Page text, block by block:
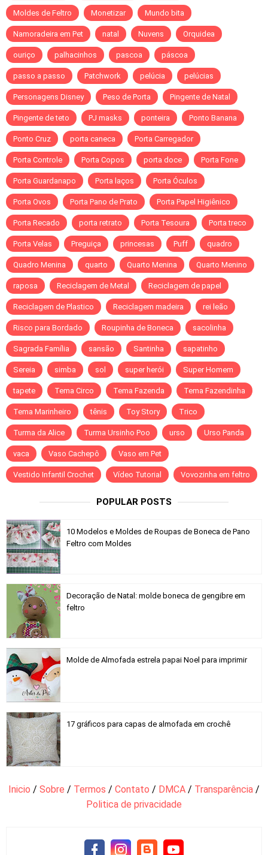
Moldes de Feltro Monetizar Mundo bita
Namoradeira em Pet natal Nuvens Orquidea
ouriço palhacinhos pascoa páscoa
passo a passo Patchwork pelúcia pelúcias
Personagens Disney Peso de Porta Pingente de Natal
Pingente de teto PJ masks ponteira Ponto Banana
Ponto Cruz porta caneca Porta Carregador
Porta Controle Porta Copos porta doce Porta Fone
Porta Guardanapo Porta laços Porta Óculos
Porta Ovos Porta Pano de Prato Porta Papel Higiênico
Porta Recado porta retrato Porta Tesoura Porta treco
Porta Velas Preguiça princesas Puff quadro
Quadro Menina quarto Quarto Menina Quarto Menino
raposa Reciclagem de Metal Reciclagem de papel
Reciclagem de Plastico Reciclagem madeira rei leão
Risco para Bordado Roupinha de Boneca sacolinha
Sagrada Família sansão Santinha sapatinho
Sereia simba sol super herói Super Homem
tapete Tema Circo Tema Fazenda Tema Fazendinha
Tema Marinheiro tênis Toy Story Trico
Turma da Alice Turma Ursinho Poo urso Urso Panda
vaca Vaso Cachepô Vaso em Pet
Vestido Infantil Crochet Vídeo Tutorial Vovozinha em feltro
POPULAR POSTS
10 Modelos e Moldes de Roupas de Boneca de Pano
Feltro com Moldes
Decoração de Natal: molde boneca de gengibre em
feltro
Molde de Almofada estrela papai Noel para imprimir
17 gráficos para capas de almofada em crochê
Inicio / Sobre / Termos / Contato / DMCA / Transparência /
Politica de privacidade